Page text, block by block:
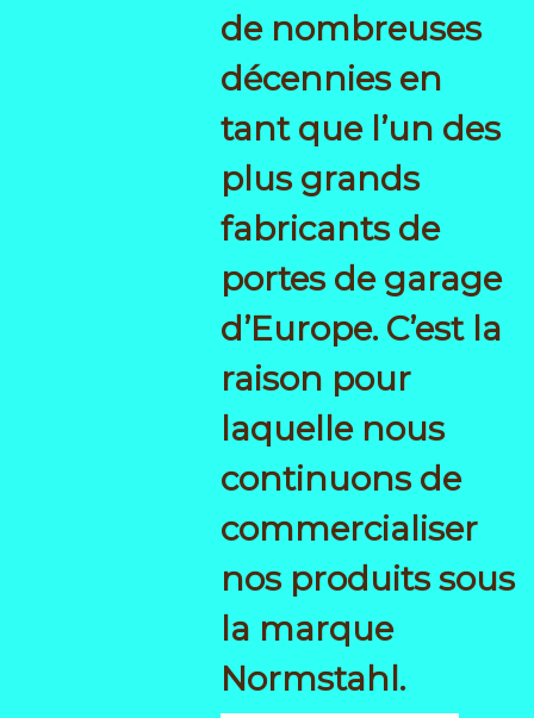
de nombreuses
décennies en
tant que l’un des
plus grands
fabricants de
portes de garage
d’Europe. C’est la
raison pour
laquelle nous
continuons de
commercialiser
nos produits sous
la marque
Normstahl.